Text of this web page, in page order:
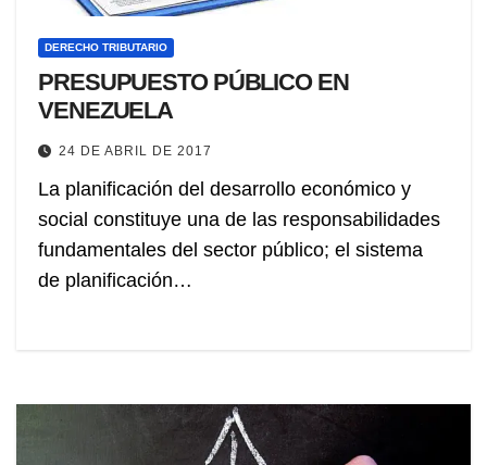
DERECHO TRIBUTARIO
PRESUPUESTO PÚBLICO EN
VENEZUELA
24 DE ABRIL DE 2017
La planificación del desarrollo económico y
social constituye una de las responsabilidades
fundamentales del sector público; el sistema
de planificación…